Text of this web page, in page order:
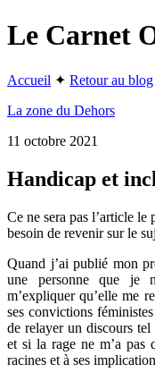
Le Carnet
Accueil ✦ Retour au blog
La zone du Dehors
11 octobre 2021
Handicap et
Ce ne sera pas l’article le
besoin de revenir sur le
Quand j’ai publié mon
une personne que je
m’expliquer qu’elle me
ses convictions
de relayer un discours
et si la rage ne m’a pas
racines et à ses